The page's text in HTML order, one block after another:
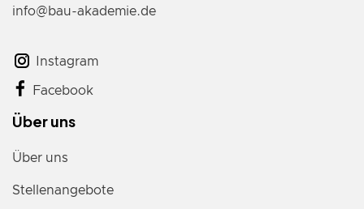
info@bau-akademie.de
Instagram
Facebook
Über uns
Über uns
Stellenangebote